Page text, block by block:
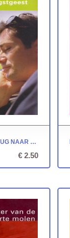
JAN WOLKERS ~ TERUG NAAR OEGSTGEEST
€ 2.50